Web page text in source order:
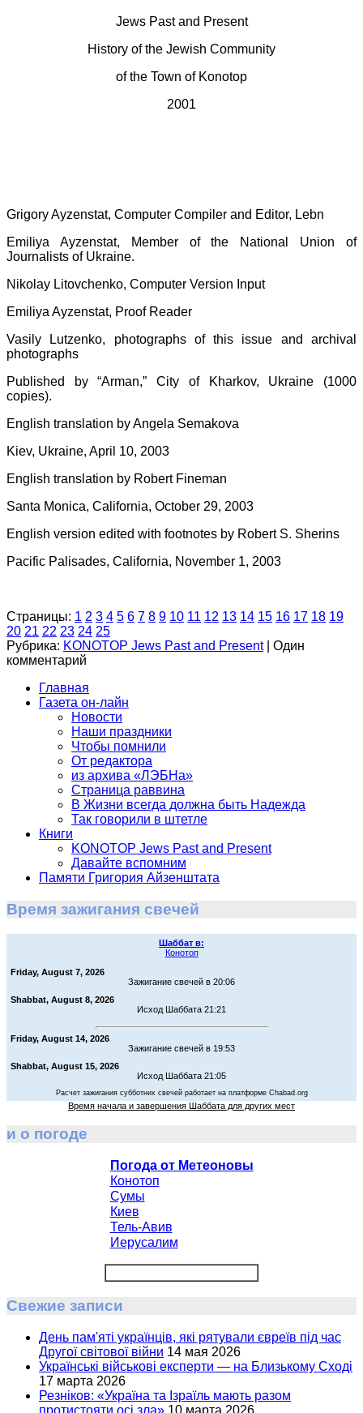
Jews Past and Present
History of the Jewish Community
of the Town of Konotop
2001
Grigory Ayzenstat, Computer Compiler and Editor, Lebn
Emiliya Ayzenstat, Member of the National Union of
Journalists of Ukraine.
Nikolay Litovchenko, Computer Version Input
Emiliya Ayzenstat, Proof Reader
Vasily Lutzenko, photographs of this issue and archival
photographs
Published by “Arman,” City of Kharkov, Ukraine (1000
copies).
English translation by Angela Semakova
Kiev, Ukraine, April 10, 2003
English translation by Robert Fineman
Santa Monica, California, October 29, 2003
English version edited with footnotes by Robert S. Sherins
Pacific Palisades, California, November 1, 2003
Страницы: 1 2 3 4 5 6 7 8 9 10 11 12 13 14 15 16 17 18 19
20 21 22 23 24 25
Рубрика: KONOTOP Jews Past and Present
Один
комментарий
Главная
Газета он-лайн
Новости
Наши праздники
Чтобы помнили
От редактора
из архива «ЛЭБНа»
Страница раввина
В Жизни всегда должна быть Надежда
Так говорили в штетле
Книги
KONOTOP Jews Past and Present
Давайте вспомним
Памяти Григория Айзенштата
Время зажигания свечей
Шаббат в:
Конотоп
Friday, August 7, 2026
Зажигание свечей в 20:06
Shabbat, August 8, 2026
Исход Шаббата 21:21
Friday, August 14, 2026
Зажигание свечей в 19:53
Shabbat, August 15, 2026
Исход Шаббата 21:05
Расчет зажигания субботних свечей работает на платформе Chabad.org
Время начала и завершения Шаббата для других мест
и о погоде
Погода от Метеоновы
Конотоп
Сумы
Киев
Тель-Авив
Иерусалим
Свежие записи
День пам'яті українців, які рятували євреїв під час
Другої світової війни 14 мая 2026
Українські військові експерти — на Близькому Сході
17 марта 2026
Резніков: «Україна та Ізраїль мають разом
протистояти осі зла» 10 марта 2026